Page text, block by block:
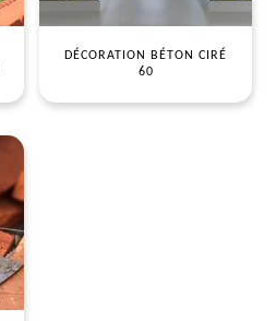
DÉCORATION BÉTON CIRÉ
60